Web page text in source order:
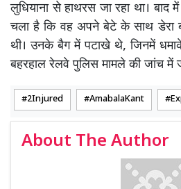
लुधियाना से हाथरस जा रहा था। बाद
चला है कि वह अपने बेटे के साथ डेरा
थी। उनके बैग में पटाखे थे, जिनमें
बहरहाल रेलवे पुलिस मामले की जांच में
2Injured AmabalaKant
About The Author